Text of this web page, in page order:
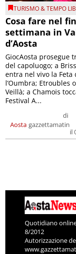
TURISMO & TEMPO
Cosa fare nel
settimana in
d’Aosta
Aosta
di
gazzettamatin
il
GiocAosta prosegue
del capoluogo; a
entra nel vivo la Feta
l’Oumbra; Etroubles
Veillà; a Chamois
Festival A...
Quotidiano
8/2012
Autorizzazione